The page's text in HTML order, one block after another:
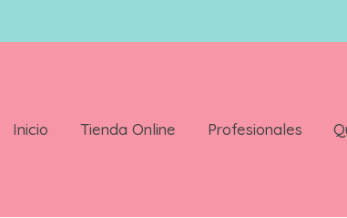
Inicio Tienda Online Profesionales
85 Gr